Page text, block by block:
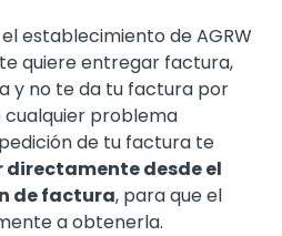
establecimiento de AGRW
te quiere entregar factura,
y no te da tu factura por
cualquier problema
de tu factura te
directamente desde el
de factura, para que el
a obtenerla.